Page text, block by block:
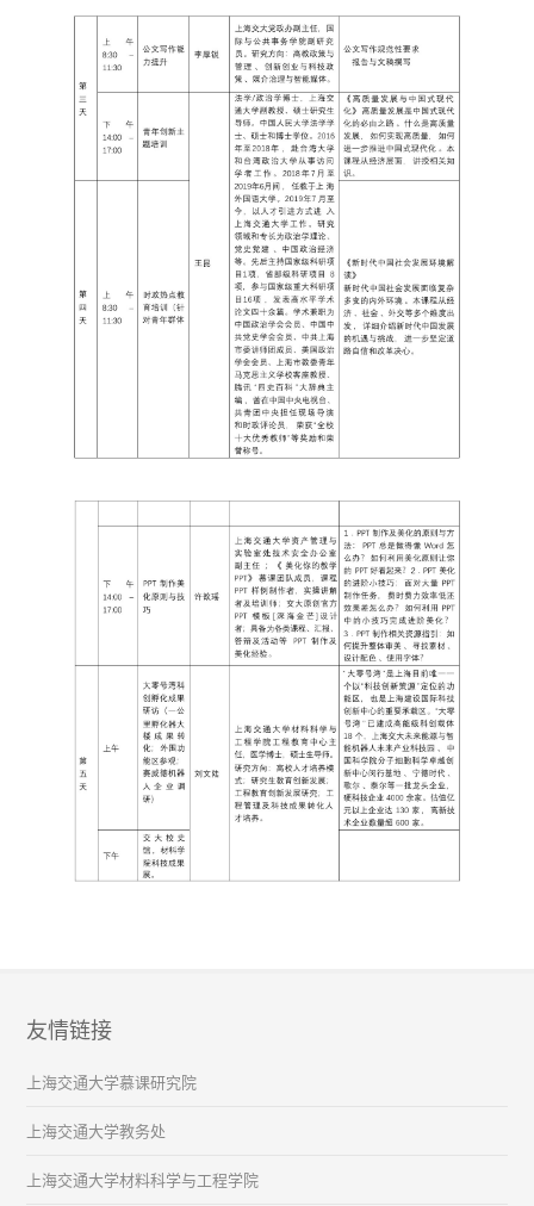
友情链接
上海交通大学慕课研究院
上海交通大学教务处
上海交通大学材料科学与工程学院